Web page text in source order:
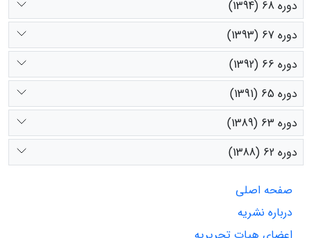
دوره 68 (1394)
دوره 67 (1393)
دوره 66 (1392)
دوره 65 (1391)
دوره 63 (1389)
دوره 62 (1388)
صفحه اصلی
درباره نشریه